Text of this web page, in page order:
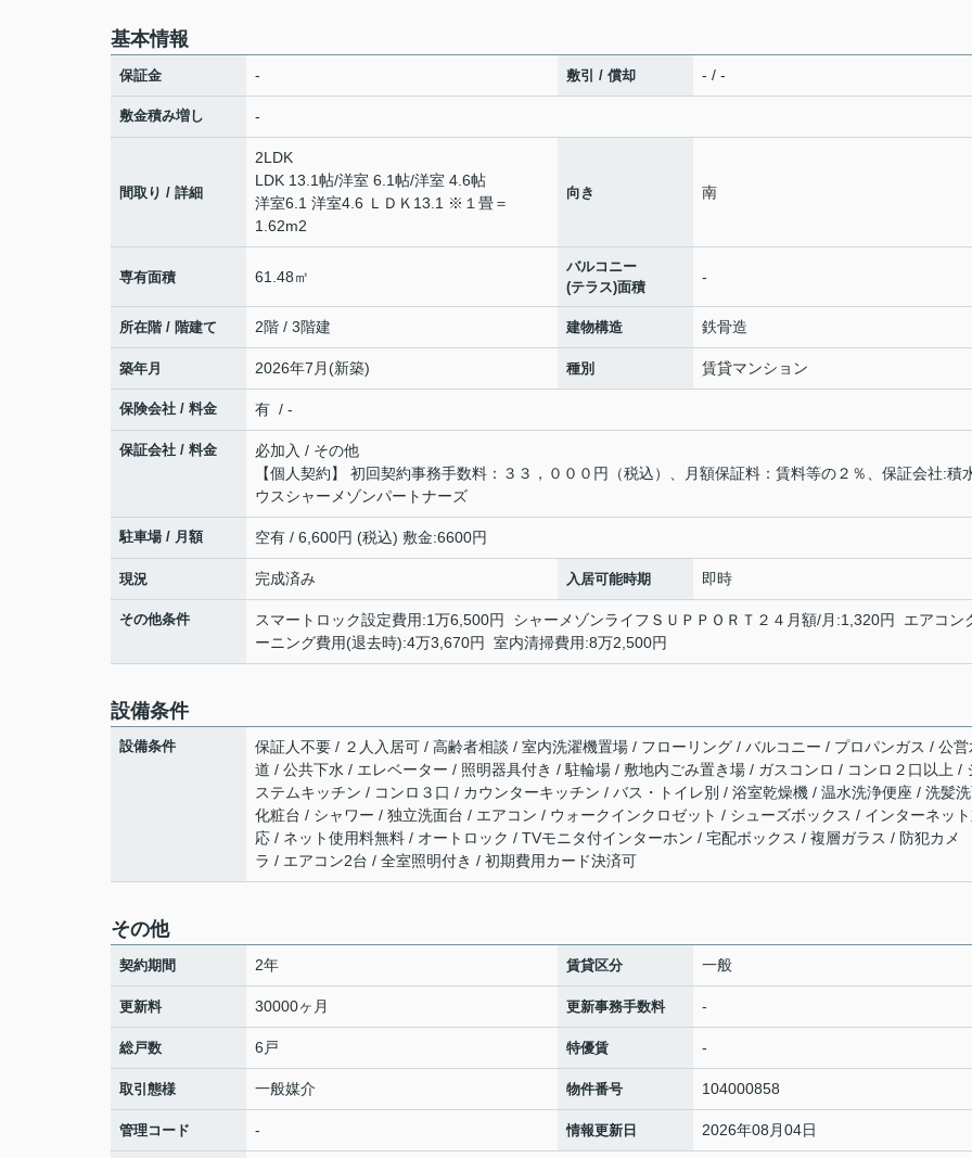
基本情報
保証金 - 敷引 / 償却 - / -
敷金積み増し -
間取り / 詳細
2LDK
LDK 13.1帖/洋室 6.1帖/洋室 4.6帖
洋室6.1 洋室4.6 ＬＤＫ13.1 ※１畳＝
1.62m2
向き 南
専有面積 61.48㎡
バルコニー
(テラス)面積
-
所在階 / 階建て 2階 / 3階建 建物構造 鉄骨造
築年月 2026年7月(新築) 種別 賃貸マンション
保険会社 / 料金 有 / -
保証会社 / 料金
必加入 / その他
【個人契約】 初回契約事務手数料：３３，０００円（税込）、月額保証料：賃料等の２％、保証会社:積
ウスシャーメゾンパートナーズ
駐車場 / 月額 空有 / 6,600円 (税込) 敷金:6600円
現況 完成済み 入居可能時期 即時
その他条件
スマートロック設定費用:1万6,500円 シャーメゾンライフＳＵＰＰＯＲＴ２４月額/月:1,320円 エアコン
ーニング費用(退去時):4万3,670円 室内清掃費用:8万2,500円
設備条件
設備条件
保証人不要 / ２人入居可 / 高齢者相談 / 室内洗濯機置場 / フローリング / バルコニー / プロパンガス / 公営
道 / 公共下水 / エレベーター / 照明器具付き / 駐輪場 / 敷地内ごみ置き場 / ガスコンロ / コンロ２口以上 /
ステムキッチン / コンロ３口 / カウンターキッチン / バス・トイレ別 / 浴室乾燥機 / 温水洗浄便座 / 洗髪
化粧台 / シャワー / 独立洗面台 / エアコン / ウォークインクロゼット / シューズボックス / インターネッ
応 / ネット使用料無料 / オートロック / TVモニタ付インターホン / 宅配ボックス / 複層ガラス / 防犯カメ
ラ / エアコン2台 / 全室照明付き / 初期費用カード決済可
その他
契約期間 2年 賃貸区分 一般
更新料 30000ヶ月 更新事務手数料 -
総戸数 6戸 特優賃 -
取引態様 一般媒介 物件番号 104000858
管理コード - 情報更新日 2026年08月04日